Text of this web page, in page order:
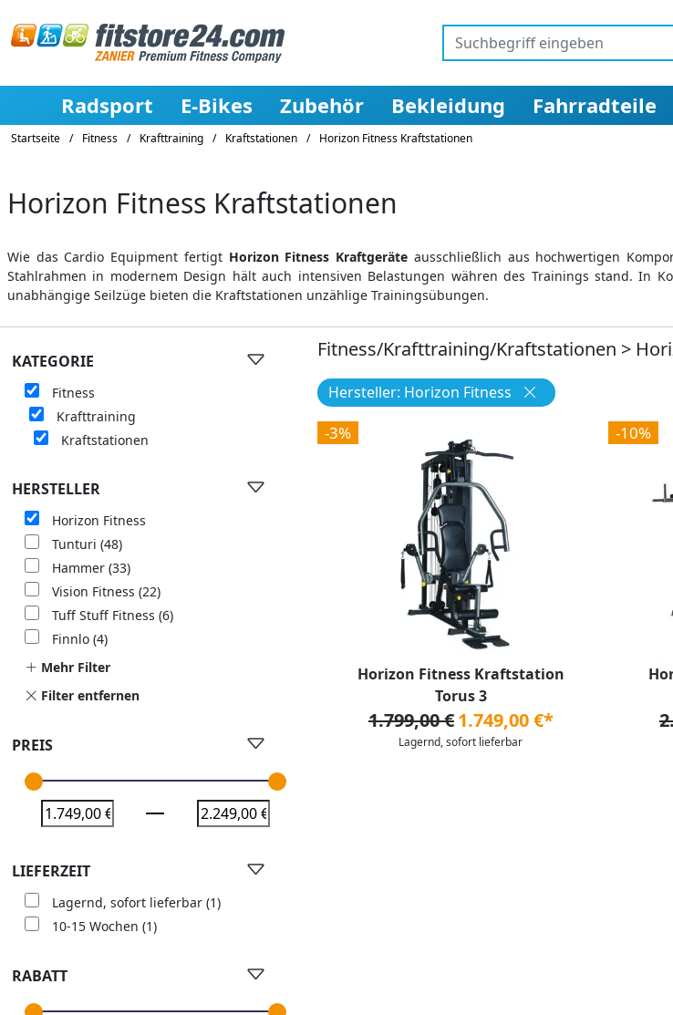
Radsport E-Bikes Zubehör Bekleidung Fahrradteile
Startseite / Fitness / Krafttraining / Kraftstationen / Horizon Fitness Kraftstationen
Horizon Fitness Kraftstationen
Wie das Cardio Equipment fertigt Horizon Fitness Kraftgeräte ausschließlich aus hochwertigen
Stahlrahmen in modernem Design hält auch intensiven Belastungen währen des Trainings stand. In
unabhängige Seilzüge bieten die Kraftstationen unzählige Trainingsübungen.
KATEGORIE
Fitness
Krafttraining
Kraftstationen
HERSTELLER
Horizon Fitness
Tunturi (48)
Hammer (33)
Vision Fitness (22)
Tuff Stuff Fitness (6)
Finnlo (4)
Mehr Filter
Filter entfernen
PREIS
LIEFERZEIT
Lagernd, sofort lieferbar (1)
10-15 Wochen (1)
RABATT
Fitness/Krafttraining/Kraftstationen >
Hersteller: Horizon Fitness
-3%
Horizon Fitness Kraftstation
Torus 3
1.799,00 €1.749,00 €*
Lagernd, sofort lieferbar
-10%